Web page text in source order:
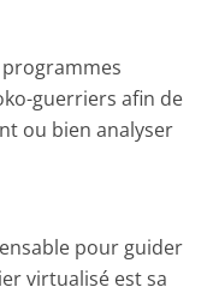
guerriers afin de
ou bien analyser
pour guider
virtualisé est sa